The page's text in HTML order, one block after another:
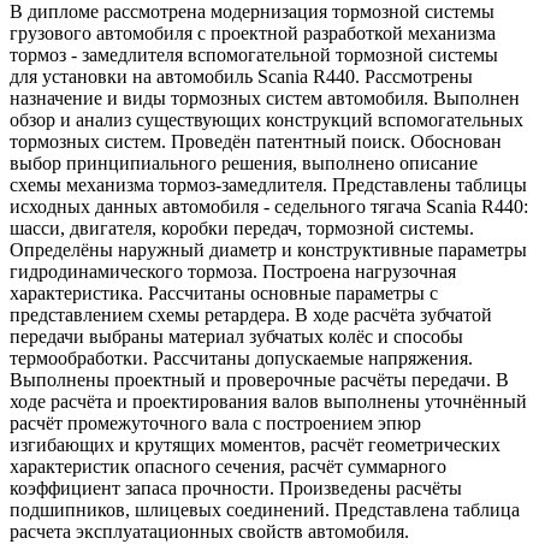
В дипломе рассмотрена модернизация тормозной системы
грузового автомобиля с проектной разработкой механизма
тормоз - замедлителя вспомогательной тормозной системы
для установки на автомобиль Scania R440. Рассмотрены
назначение и виды тормозных систем автомобиля. Выполнен
обзор и анализ существующих конструкций вспомогательных
тормозных систем. Проведён патентный поиск. Обоснован
выбор принципиального решения, выполнено описание
схемы механизма тормоз-замедлителя. Представлены таблицы
исходных данных автомобиля - седельного тягача Scania R440:
шасси, двигателя, коробки передач, тормозной системы.
Определёны наружный диаметр и конструктивные параметры
гидродинамического тормоза. Построена нагрузочная
характеристика. Рассчитаны основные параметры с
представлением схемы ретардера. В ходе расчёта зубчатой
передачи выбраны материал зубчатых колёс и способы
термообработки. Рассчитаны допускаемые напряжения.
Выполнены проектный и проверочные расчёты передачи. В
ходе расчёта и проектирования валов выполнены уточнённый
расчёт промежуточного вала с построением эпюр
изгибающих и крутящих моментов, расчёт геометрических
характеристик опасного сечения, расчёт суммарного
коэффициент запаса прочности. Произведены расчёты
подшипников, шлицевых соединений. Представлена таблица
расчета эксплуатационных свойств автомобиля.